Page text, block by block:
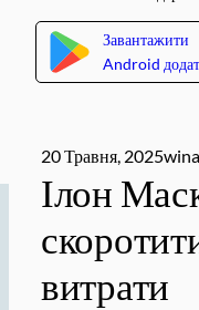
Завантажити
Android
20 Травня, 2025
Ілон
витрати